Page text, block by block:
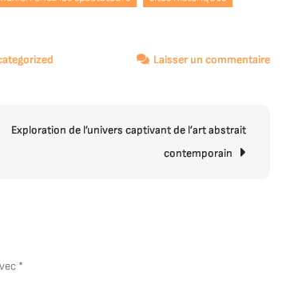
Laisser un commentairesur
Exploration de l’univers captivant de l’art abstrait
contemporain
*